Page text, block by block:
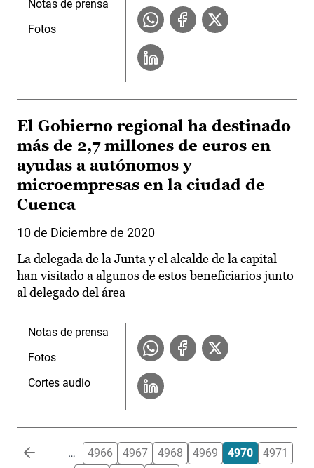
Notas de prensa
Fotos
El Gobierno regional ha destinado
más de 2,7 millones de euros en
ayudas a autónomos y
microempresas en la ciudad de
Cuenca
10 de Diciembre de 2020
La delegada de la Junta y el alcalde de la capital
han visitado a algunos de estos beneficiarios junto
al delegado del área
Notas de prensa
Fotos
Cortes audio
Paginación … 4966 4967 4968 4969 4970
4971